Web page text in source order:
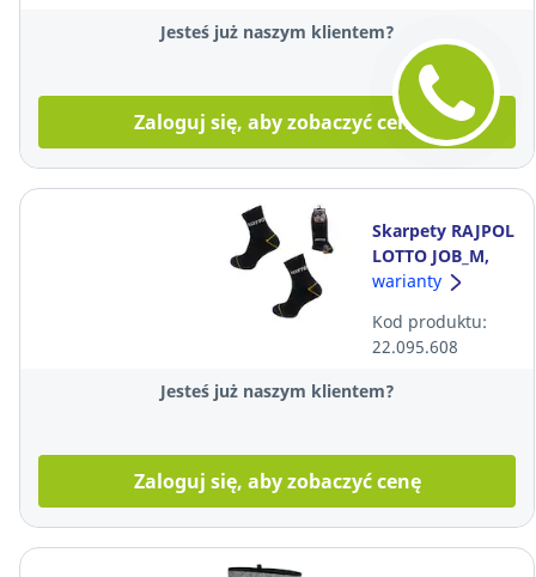
Jesteś już naszym klientem?
Zaloguj się, aby zobaczyć cenę
Skarpety RAJPOL
LOTTO JOB_M,
rozmiar 43-46, 3
warianty
Kod produktu:
22.095.608
Jesteś już naszym klientem?
Zaloguj się, aby zobaczyć cenę